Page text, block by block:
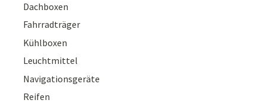
Dachboxen
Fahrradträger
Kühlboxen
Leuchtmittel
Navigationsgeräte
Reifen